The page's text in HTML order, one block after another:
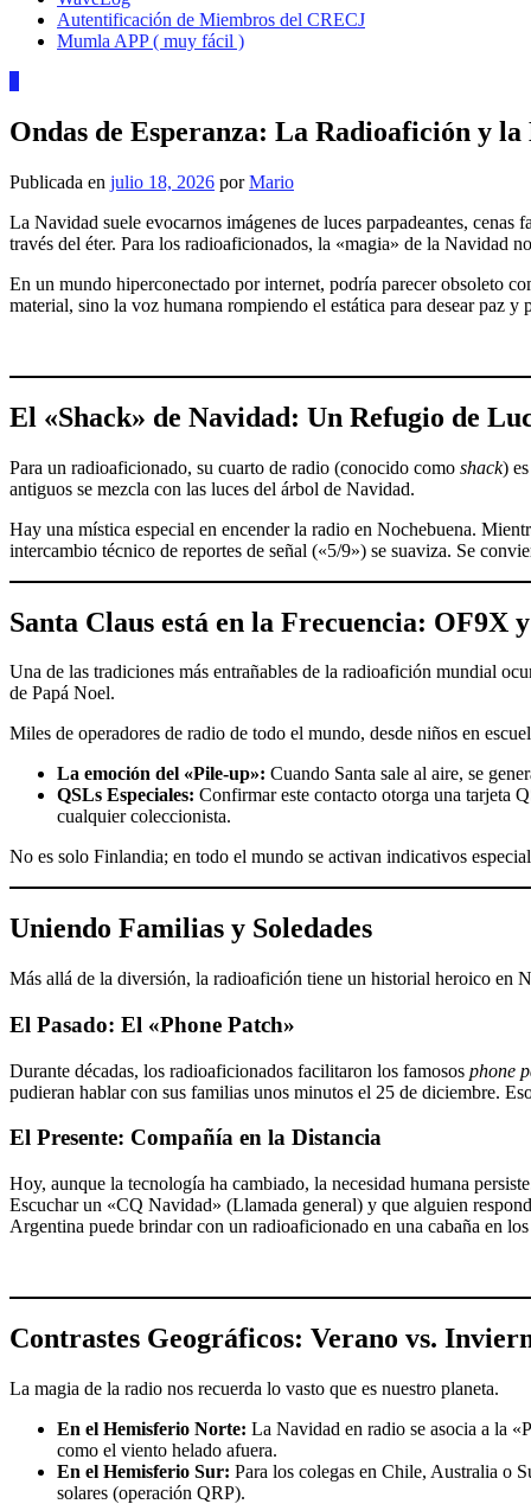
Autentificación de Miembros del CRECJ
Mumla APP ( muy fácil )
Ondas de Esperanza: La Radioafición y
Publicada en julio 18, 2026 porMario
La Navidad suele evocarnos imágenes de luces parpadeantes,
través del éter. Para los radioaficionados, la «magia» de la Navidad
En un mundo hiperconectado por internet, podría parecer obsoleto
material, sino la voz humana rompiendo el estática para desear paz y
El «Shack» de Navidad: Un Refugio de
Para un radioaficionado, su cuarto de radio (conocido como shack)
antiguos se mezcla con las luces del árbol de Navidad.
Hay una mística especial en encender la radio en Nochebuena.
intercambio técnico de reportes de señal («5/9») se suaviza. Se
Santa Claus está en la Frecuencia: OF9X
Una de las tradiciones más entrañables de la radioafición mundial
de Papá Noel.
Miles de operadores de radio de todo el mundo, desde niños en
La emoción del «Pile-up»: Cuando Santa sale al aire, se
QSLs Especiales: Confirmar este contacto otorga una tarjeta
cualquier coleccionista.
No es solo Finlandia; en todo el mundo se activan indicativos
Uniendo Familias y Soledades
Más allá de la diversión, la radioafición tiene un historial heroico en
El Pasado: El «Phone Patch»
Durante décadas, los radioaficionados facilitaron los famosos phone
pudieran hablar con sus familias unos minutos el 25 de diciembre.
El Presente: Compañía en la Distancia
Hoy, aunque la tecnología ha cambiado, la necesidad humana
Escuchar un «CQ Navidad» (Llamada general) y que alguien
Argentina puede brindar con un radioaficionado en una cabaña en
Contrastes Geográficos: Verano vs.
La magia de la radio nos recuerda lo vasto que es nuestro planeta.
En el Hemisferio Norte: La Navidad en radio se asocia a la
como el viento helado afuera.
En el Hemisferio Sur: Para los colegas en Chile, Australia o
solares (operación QRP).